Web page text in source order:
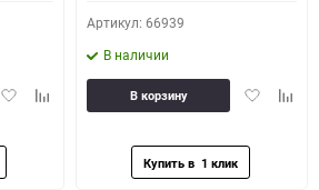
ДобавитьДобавить
Артикул: 66939
В наличии
Добавить
В корзину